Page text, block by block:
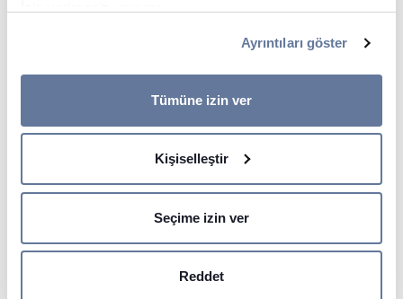
konumunuzla ilgili bilgileri toplamak istiyoruz
Cihazınızı belirli özellikler (parmak izleri) için aktif
bir şekilde tarayarak tanımlamak istiyoruz
Ayrıntılar kısmında
Rızanızı dilediğiniz zaman Çerez Beyanı kısmından
değiştirebilir veya geri çekebilirsiniz.
İçeriği ve reklamları kişiselleştirmek, sosyal medya
özellikleri sunmak ve trafiği analiz etmek için çerezler
kullanıyoruz. Sitemizi kullanımınızla ilgili bilgileri ayrıca
Ayrıntıları göster
Tümüne izin ver
Kişiselleştir
Seçime izin ver
Reddet